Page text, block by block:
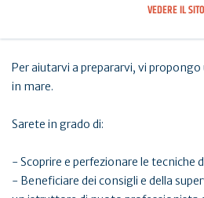
VEDERE IL SITO
Per aiutarvi a prepararvi, vi
in mare.
Sarete in grado di:
- Scoprire e perfezionare le tecniche
- Beneficiare dei consigli e della